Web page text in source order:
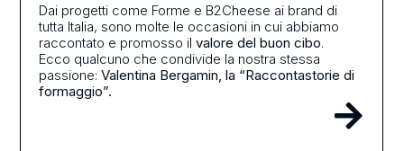
Dai progetti come Forme e B2Cheese ai brand di
tutta Italia, sono molte le occasioni in cui abbiamo
raccontato e promosso ilvalore del buon cibo.
Ecco qualcuno che condivide la nostra stessa
passione: Valentina Bergamin, la “Raccontastorie di
formaggio”.